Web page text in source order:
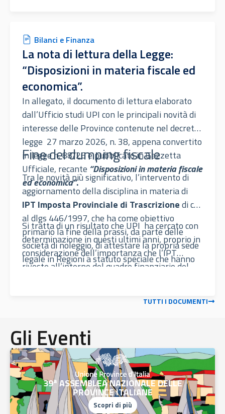
Bilanci e Finanza
La nota di lettura della Legge:
“Disposizioni in materia fiscale ed
economica”.
In allegato, il documento di lettura elaborato
dall’Ufficio studi UPI con le principali novità di
interesse delle Province contenute nel decreto
legge 27 marzo 2026, n. 38, appena convertito
in legge n. 88/26 e pubblicato in Gazzetta
Ufficiale, recante “Disposizioni in materia fiscale
ed economica”.
Fine del dumping fiscale
Tra le novità più significativo, l’intervento di
aggiornamento della disciplina in materia di
IPT Imposta Provinciale di Trascrizionedi cui
al dlgs 446/1997, che ha come obiettivo
primario la fine della prassi, da parte delle
società di noleggio, di attestare la propria sede
legale in Regioni a statuto speciale che hanno
fiscale che da oltre 10 anni ha drenato una
l’assoggettamento all’imposta anche della
iscrizione al REVE Registro delle veicoli con
targa estera che circolano su territorio italiano.
Si tratta di un risultato che UPI ha cercato con
determinazione in questi ultimi anni, proprio in
considerazione dell’importanza che l’IPT
riveste all’interno del quadro finanziario del
TUTTI I DOCUMENTI
Gli Eventi
39ª ASSEMBLEA NAZIONALE DELLE
PROVINCE ITALIANE
Scopri di più